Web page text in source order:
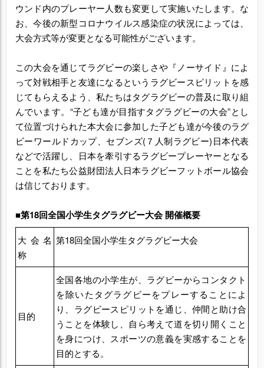
ウンド内のプレーヤー人数も変更して実施いたします。な
お、今後の新型コロナウイルス感染症の状況によっては、
大会方式等が変更となる可能性がございます。
この大会を通じてラグビーの楽しさや『ノーサイド』によ
って対戦相手と友達になるというラグビースピリットを感
じてもらえるよう、私たちはタグラグビーの普及に取り組
んでいます。“子ども達が目指すタグラグビーの大会”とし
て位置づけられた本大会に参加した子ども達が今後のラグ
ビーワールドカップ、セブンズ(７人制ラグビー)日本代表
などで活躍し、日本を牽引するラグビープレーヤーとなる
ことを私たち公益財団法人日本ラグビーフットボール協会
は信じております。
■第18回全国小学生タグラグビー大会 開催概要
大会名
称
第18回全国小学生タグラグビー大会
目的
全国各地の小学生が、ラグビーからコンタクト
を除いたタグラグビーをプレーすることによ
り、ラグビースピリットを通じ、仲間と助け合
うことを体験し、自ら考えて道を切り開くこと
を身につけ、スポーツの意義を実感することを
目的とする。